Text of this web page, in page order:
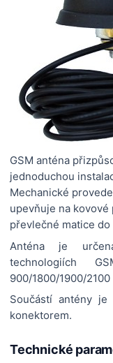
GSM anténa
jednoduchou
Mechanické
upevňuje na
převlečné matice
Anténa je
technologiích
900/1800/1900/2100
Součástí antény
konektorem.
Technické